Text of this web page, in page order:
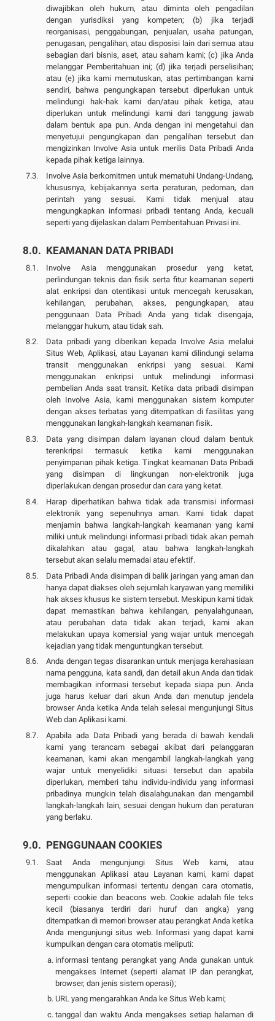
diwajibkan oleh hukum, atau diminta oleh pengadilan
dengan yurisdiksi yang kompeten; (b) jika terjadi
reorganisasi, penggabungan, penjualan, usaha patungan,
penugasan, pengalihan, atau disposisi lain dari semua atau
sebagian dari bisnis, aset, atau saham kami; (c) jika Anda
melanggar Pemberitahuan ini; (d) jika terjadi perselisihan;
atau (e) jika kami memutuskan, atas pertimbangan kami
sendiri, bahwa pengungkapan tersebut diperlukan untuk
melindungi hak-hak kami dan/atau pihak ketiga, atau
diperlukan untuk melindungi kami dari tanggung jawab
dalam bentuk apa pun. Anda dengan ini mengetahui dan
menyetujui pengungkapan dan pengalihan tersebut dan
mengizinkan Involve Asia untuk merilis Data Pribadi Anda
kepada pihak ketiga lainnya.
Involve Asia berkomitmen untuk mematuhi Undang-Undang,
khususnya, kebijakannya serta peraturan, pedoman, dan
perintah yang sesuai. Kami tidak menjual atau
mengungkapkan informasi pribadi tentang Anda, kecuali
seperti yang dijelaskan dalam Pemberitahuan Privasi ini.
KEAMANAN DATA PRIBADI
Involve Asia menggunakan prosedur yang ketat,
perlindungan teknis dan fisik serta fitur keamanan seperti
alat enkripsi dan otentikasi untuk mencegah kerusakan,
kehilangan, perubahan, akses, pengungkapan, atau
penggunaan Data Pribadi Anda yang tidak disengaja,
melanggar hukum, atau tidak sah.
Data pribadi yang diberikan kepada Involve Asia melalui
Situs Web, Aplikasi, atau Layanan kami dilindungi selama
transit menggunakan enkripsi yang sesuai. Kami
menggunakan enkripsi untuk melindungi informasi
pembelian Anda saat transit. Ketika data pribadi disimpan
oleh Involve Asia, kami menggunakan sistem komputer
dengan akses terbatas yang ditempatkan di fasilitas yang
menggunakan langkah-langkah keamanan fisik.
Data yang disimpan dalam layanan cloud dalam bentuk
terenkripsi termasuk ketika kami menggunakan
penyimpanan pihak ketiga. Tingkat keamanan Data Pribadi
yang disimpan di lingkungan non-elektronik juga
diperlakukan dengan prosedur dan cara yang ketat.
Harap diperhatikan bahwa tidak ada transmisi informasi
elektronik yang sepenuhnya aman. Kami tidak dapat
menjamin bahwa langkah-langkah keamanan yang kami
miliki untuk melindungi informasi pribadi tidak akan pernah
dikalahkan atau gagal, atau bahwa langkah-langkah
tersebut akan selalu memadai atau efektif.
Data Pribadi Anda disimpan di balik jaringan yang aman dan
hanya dapat diakses oleh sejumlah karyawan yang memiliki
hak akses khusus ke sistem tersebut. Meskipun kami tidak
dapat memastikan bahwa kehilangan, penyalahgunaan,
atau perubahan data tidak akan terjadi, kami akan
melakukan upaya komersial yang wajar untuk mencegah
kejadian yang tidak menguntungkan tersebut.
Anda dengan tegas disarankan untuk menjaga kerahasiaan
nama pengguna, kata sandi, dan detail akun Anda dan tidak
membagikan informasi tersebut kepada siapa pun. Anda
juga harus keluar dari akun Anda dan menutup jendela
browser Anda ketika Anda telah selesai mengunjungi Situs
Web dan Aplikasi kami.
Apabila ada Data Pribadi yang berada di bawah kendali
kami yang terancam sebagai akibat dari pelanggaran
keamanan, kami akan mengambil langkah-langkah yang
wajar untuk menyelidiki situasi tersebut dan apabila
diperlukan, memberi tahu individu-individu yang informasi
pribadinya mungkin telah disalahgunakan dan mengambil
langkah-langkah lain, sesuai dengan hukum dan peraturan
yang berlaku.
PENGGUNAAN COOKIES
Saat Anda mengunjungi Situs Web kami, atau
menggunakan Aplikasi atau Layanan kami, kami dapat
mengumpulkan informasi tertentu dengan cara otomatis,
seperti cookie dan beacons web. Cookie adalah file teks
kecil (biasanya terdiri dari huruf dan angka) yang
ditempatkan di memori browser atau perangkat Anda ketika
Anda mengunjungi situs web. Informasi yang dapat kami
kumpulkan dengan cara otomatis meliputi:
informasi tentang perangkat yang Anda gunakan untuk
mengakses Internet (seperti alamat IP dan perangkat,
browser, dan jenis sistem operasi);
URL yang mengarahkan Anda ke Situs Web kami;
tanggal dan waktu Anda mengakses setiap halaman di